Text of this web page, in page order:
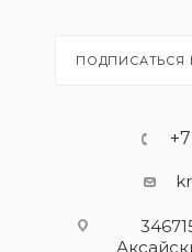
ПОДПИСАТЬСЯ